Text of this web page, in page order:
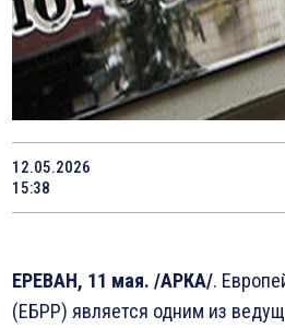
12.05.2026
15:38
ЕРЕВАН, 11 мая. /АРКА/.
(ЕБРР) является одним из